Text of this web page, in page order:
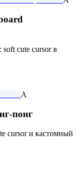
cute cursor в
A
понг
cursor и кастомный